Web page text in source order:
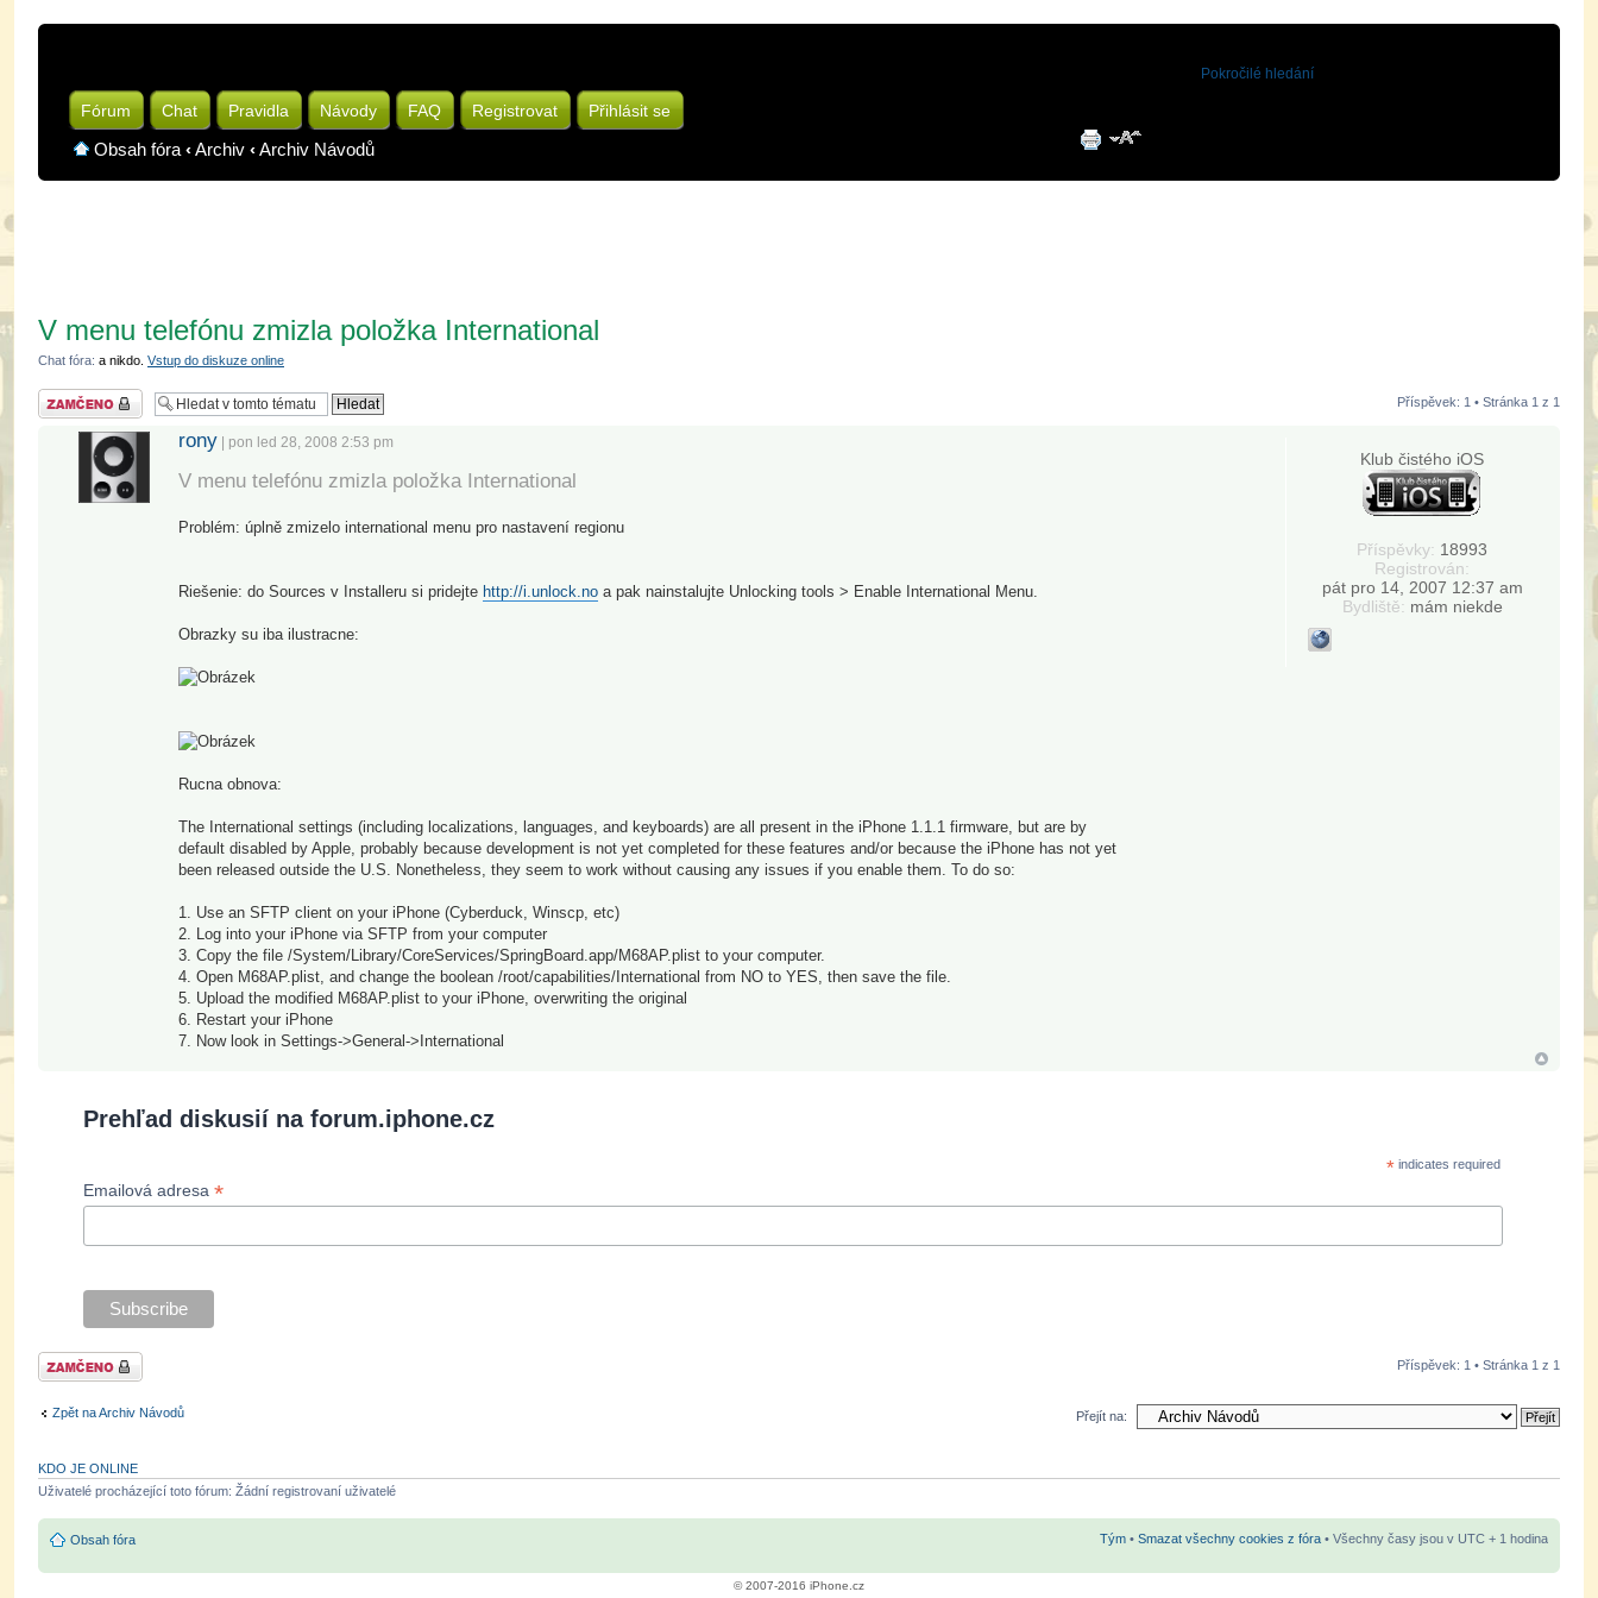
Fórum Chat Pravidla Návody FAQ Registrovat Přihlásit se
Obsah fóra ‹Archiv ‹Archiv Návodů
Pokročilé hledání
V menu telefónu zmizla položka International
Chat fóra: a nikdo. Vstup do diskuze online
Téma uzamknuto Příspěvek: 1 • Stránka 1 z 1
rony | pon led 28, 2008 2:53 pm
V menu telefónu zmizla položka International
Problém: úplně zmizelo international menu pro nastavení regionu
Riešenie: do Sources v Installeru si pridejte http://i.unlock.no a pak nainstalujte Unlocking tools > Enable International Menu.
Obrazky su iba ilustracne:
Rucna obnova:
The International settings (including localizations, languages, and keyboards) are all present in the iPhone 1.1.1 firmware, but are by
default disabled by Apple, probably because development is not yet completed for these features and/or because the iPhone has not yet
been released outside the U.S. Nonetheless, they seem to work without causing any issues if you enable them. To do so:
1. Use an SFTP client on your iPhone (Cyberduck, Winscp, etc)
2. Log into your iPhone via SFTP from your computer
3. Copy the file /System/Library/CoreServices/SpringBoard.app/M68AP.plist to your computer.
4. Open M68AP.plist, and change the boolean /root/capabilities/International from NO to YES, then save the file.
5. Upload the modified M68AP.plist to your iPhone, overwriting the original
6. Restart your iPhone
7. Now look in Settings->General->International
Klub čistého iOS
Příspěvky: 18993
Registrován:
pát pro 14, 2007 12:37 am
Bydliště: mám niekde
Prehľad diskusií na forum.iphone.cz
* indicates required
Emailová adresa*
Téma uzamknuto Příspěvek: 1 • Stránka 1 z 1
Zpět na Archiv Návodů Přejít na:
KDO JE ONLINE
Uživatelé procházející toto fórum: Žádní registrovaní uživatelé
Obsah fóra Tým • Smazat všechny cookies z fóra • Všechny časy jsou v UTC + 1 hodina
© 2007-2016 iPhone.cz